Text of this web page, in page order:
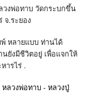
วงพ่อทาบ วัดกระบกขึ้น
จ.ระยอง
หลายแบบ ท่านได้
ยังมีชีวิตอยู่ เพื่อแจกให้
ารไร่ .